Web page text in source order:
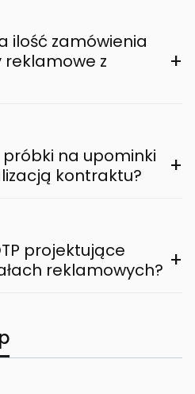
ilość zamówienia
z
+
na upominki
kontraktu?
+
projektujące
reklamowych? +